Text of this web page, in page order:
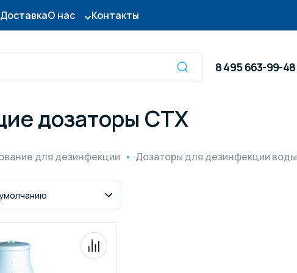
ДоставкаО нас Контакты
Оборудование для
покрытия
8 495 663-99-48
дозаторы CTX
для дезинфекции Дозаторы для дезинфекции воды